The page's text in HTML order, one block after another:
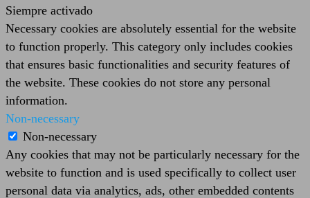
Siempre activado
Necessary cookies are absolutely essential for the website
to function properly. This category only includes cookies
that ensures basic functionalities and security features of
the website. These cookies do not store any personal
information.
Non-necessary
Non-necessary
Any cookies that may not be particularly necessary for the
website to function and is used specifically to collect user
personal data via analytics, ads, other embedded contents